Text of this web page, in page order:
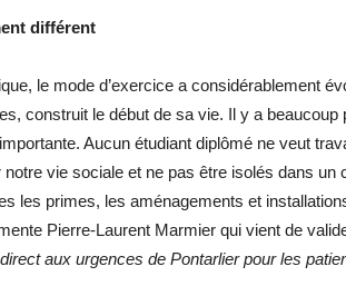
différent
le mode d’exercice a considérablement
construit le début de sa vie. Il y a beaucoup
Aucun étudiant diplômé ne veut
vie sociale et ne pas être isolés dans un
les primes, les aménagements et
Pierre-Laurent Marmier qui vient de
aux urgences de Pontarlier pour les